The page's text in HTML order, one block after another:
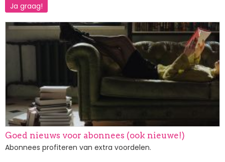
Ja graag!
Afbeelding
Goed nieuws voor abonnees (ook nieuwe!)
Abonnees profiteren van extra voordelen.